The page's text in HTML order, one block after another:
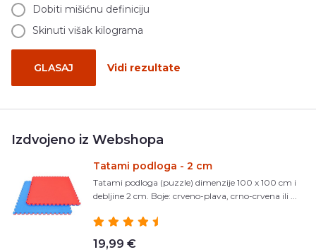
Dobiti mišićnu definiciju
Skinuti višak kilograma
GLASAJ Vidi rezultate
Izdvojeno iz Webshopa
Tatami podloga - 2 cm
Tatami podloga (puzzle) dimenzije 100 x 100 cm i
debljine 2 cm. Boje: crveno-plava, crno-crvena ili ...
19,99 €